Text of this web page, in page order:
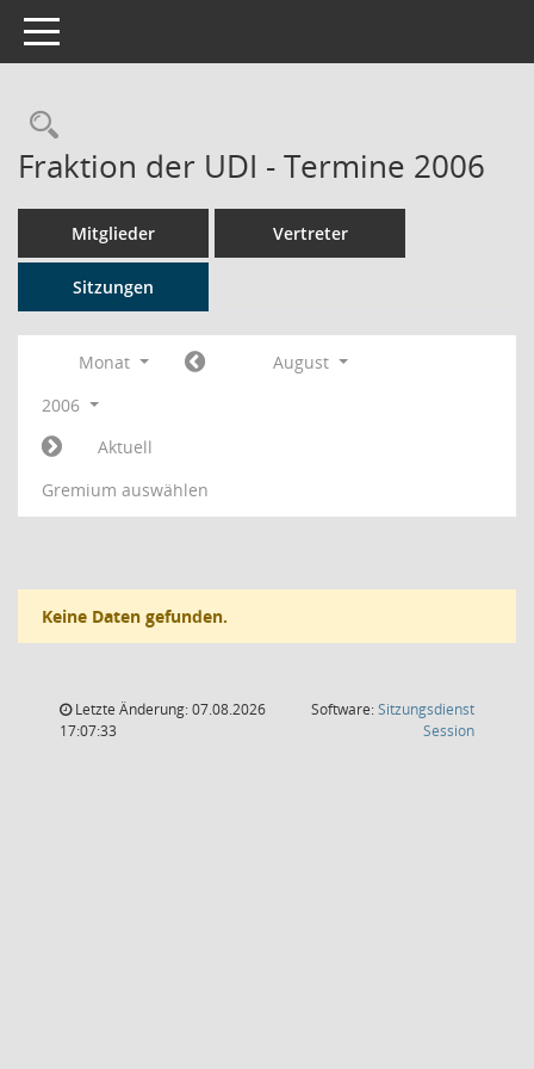
Toggle navigation
Rechercheauswahl
Fraktion der UDI - Termine 2006
Mitglieder Vertreter
Sitzungen
Monat
August
2006
Aktuell
Gremium auswählen
Keine Daten gefunden.
Letzte Änderung: 07.08.2026
17:07:33
Software:Sitzungsdienst
Session(Wird in